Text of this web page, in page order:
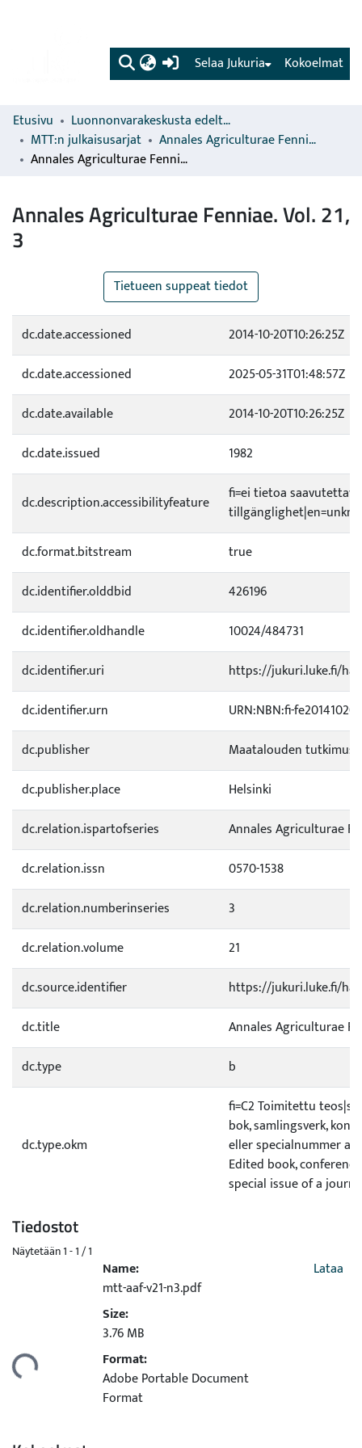
(current) Kokoelmat
Selaa Jukuria
Etusivu
Luonnonvarakeskusta edeltävien organisaatioiden sarjat
MTT:n julkaisusarjat
Annales Agriculturae Fenniae
Annales Agriculturae Fenniae. Vol. 21, 3
Annales Agriculturae Fenniae. Vol. 21,
3
Tietueen suppeat tiedot
dc.date.accessioned
2014-10-20T10:26:25Z
dc.date.accessioned
2025-05-31T01:48:57Z
dc.date.available
2014-10-20T10:26:25Z
dc.date.issued
1982
dc.description.accessibilityfeature
fi=ei tietoa
dc.format.bitstream
true
dc.identifier.olddbid
426196
dc.identifier.oldhandle
10024/484731
dc.identifier.uri
https://jukuri.luke.fi/
dc.identifier.urn
URN:NBN:fi-
dc.publisher
Maatalouden
dc.publisher.place
Helsinki
dc.relation.ispartofseries
Annales Agriculturae
dc.relation.issn
0570-1538
dc.relation.numberinseries
3
dc.relation.volume
21
dc.source.identifier
https://jukuri.luke.fi/
dc.title
Annales Agriculturae
dc.type
b
dc.type.okm
fi=C2 Toimitettu
bok, samlingsverk,
eller specialnummer
Edited book,
special issue of a
Tiedostot
Näytetään1 - 1 / 1
Name:
mtt-aaf-v21-n3.pdf
Size:
3.76 MB
Format:
Adobe Portable Document
Format
Lataa